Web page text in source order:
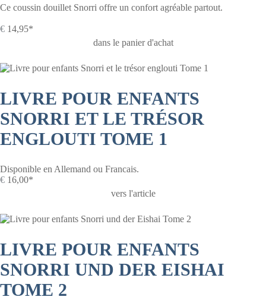
Ce coussin douillet Snorri offre un confort agréable partout.
€ 14,95*
dans le panier d'achat
LIVRE POUR ENFANTS
SNORRI ET LE TRÉSOR
ENGLOUTI TOME 1
Disponible en Allemand ou Francais.
€ 16,00*
vers l'article
LIVRE POUR ENFANTS
SNORRI UND DER EISHAI
TOME 2